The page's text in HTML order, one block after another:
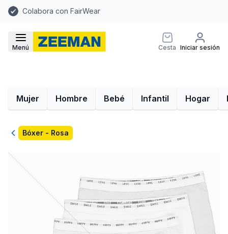
Colabora con FairWear
Menú Cesta Iniciar sesión
Mujer Hombre Bebé Infantil Hogar
VolverBóxer - Rosa